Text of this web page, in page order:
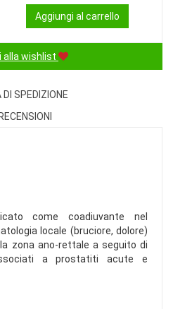
Aggiungi al carrello
alla wishlist
SPEDIZIONE
RECENSIONI
come coadiuvante nel
locale (bruciore, dolore)
zona ano-rettale a seguito di
a prostatiti acute e